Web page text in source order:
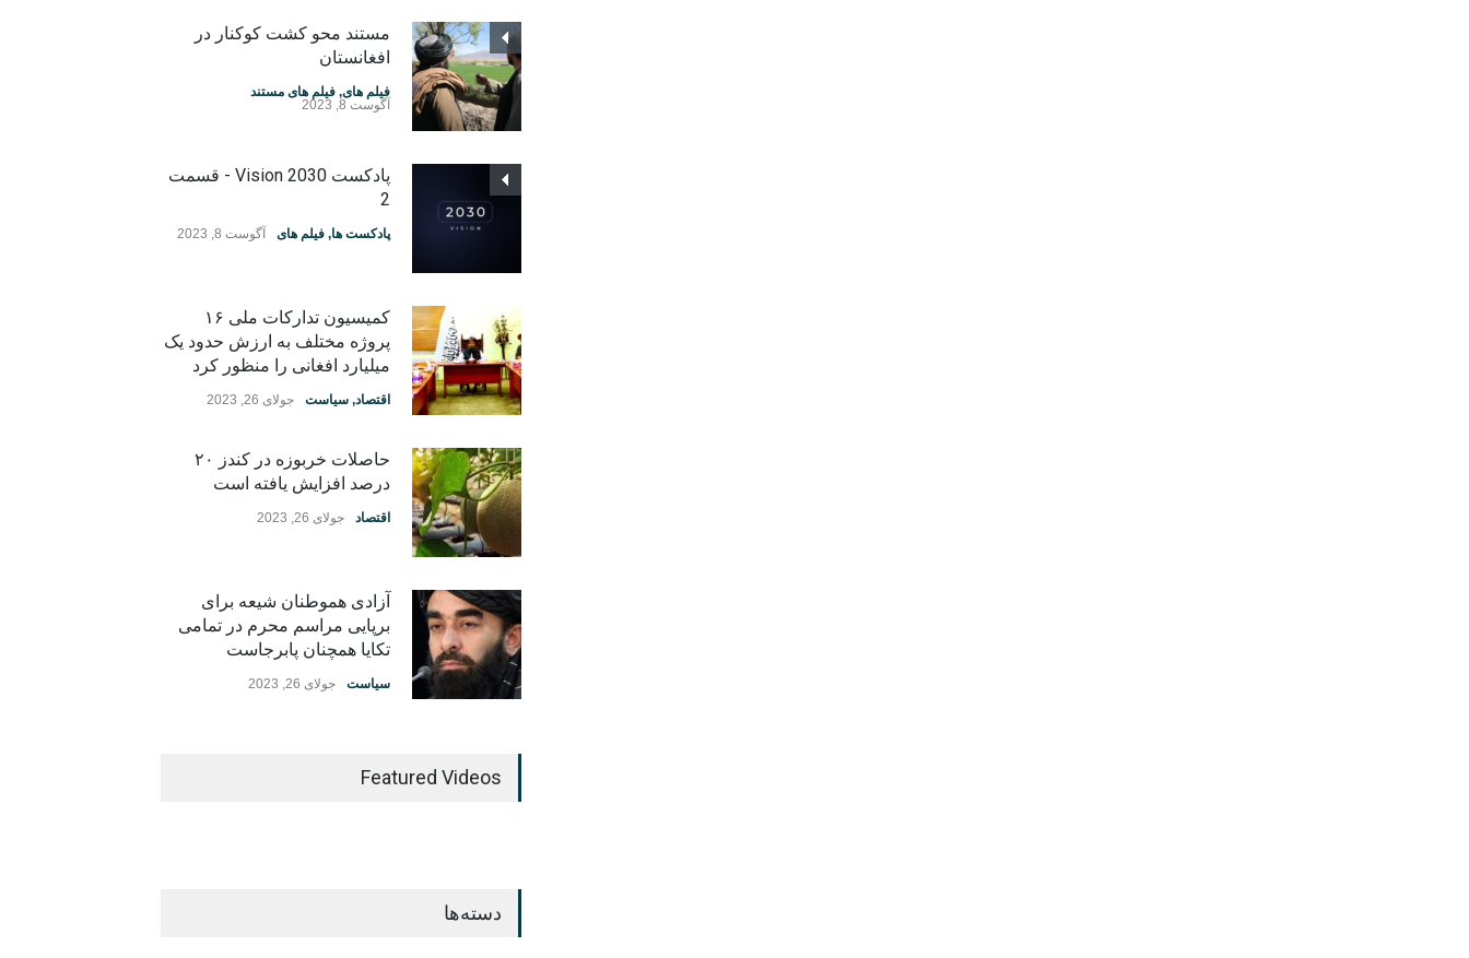
مستند محو کشت کوکنار در
افغانستان
فیلم های, فیلم های مستند
آگوست 8, 2023
پادکست Vision 2030 - قسمت
2
پادکست ها, فیلم های آگوست 8, 2023
کمیسیون تدارکات ملی ۱۶
پروژه مختلف به ارزش حدود یک
میلیارد افغانی را منظور کرد
اقتصاد, سیاست جولای 26, 2023
حاصلات خربوزه در کندز ۲۰
درصد افزایش یافته است
اقتصاد جولای 26, 2023
آزادی هموطنان شیعه برای
برپایی مراسم محرم در تمامی
تکایا همچنان پابرجاست
سیاست جولای 26, 2023
Featured Videos
دسته‌ها